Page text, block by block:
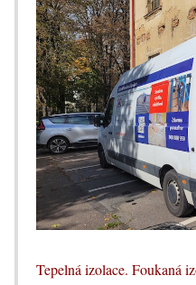
Tepelná izolace. Foukaná